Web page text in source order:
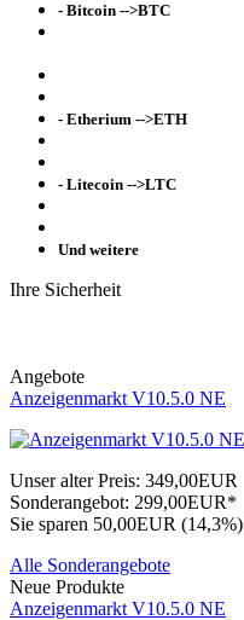
- Bitcoin -->BTC
- Etherium -->ETH
- Litecoin -->LTC
Und weitere
Ihre Sicherheit
Angebote
Anzeigenmarkt V10.5.0 NE
Unser alter Preis: 349,00EUR
Sonderangebot: 299,00EUR*
Sie sparen 50,00EUR (14,3%)
Alle Sonderangebote
Neue Produkte
Anzeigenmarkt V10.5.0 NE